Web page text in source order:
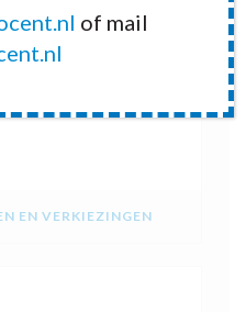
EN VERKIEZINGEN
of mail